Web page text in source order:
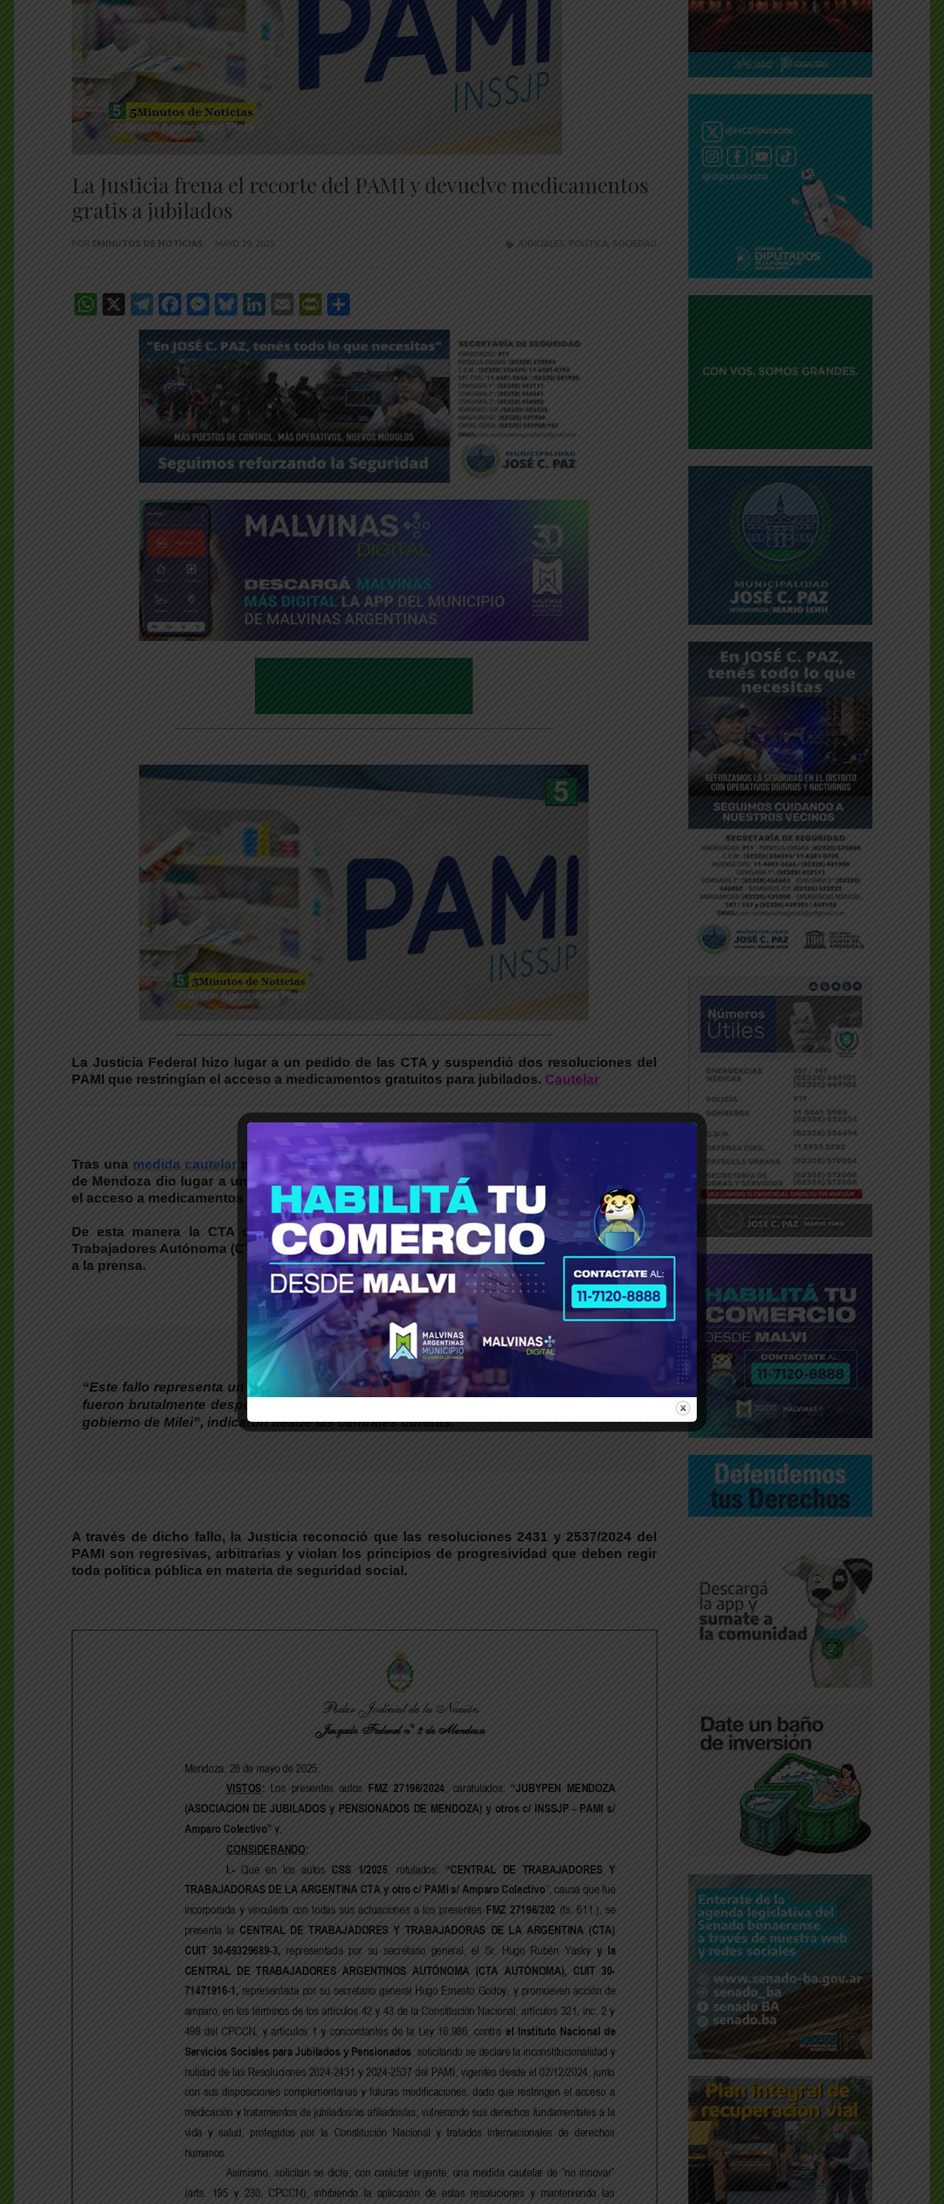
La Justicia frena el recorte del PAMI y devuelve medicamentos
gratis a jubilados
POR 5MINUTOS DE NOTICIAS MAYO 29, 2025 JUDICIALES , POLÍTICA, SOCIEDAD
WhatsApp
X Telegram
Facebook
Messenger
Bluesky
LinkedIn
EmailPrintFriendly
La Justicia Federal hizo lugar a un pedido de las CTA y suspendió dos resoluciones del
PAMI que restringían el acceso a medicamentos gratuitos para jubilados. Cautelar
Tras una medida cautelarpresentada por las centrales sindicales, el Juzgado Federal N°2
de Mendoza dio lugar a un pedido para dejar sin efecto dos resoluciones que restringían
el acceso a medicamentos gratuitos para jubiladas y jubilados del PAMI.
De esta manera la CTA de los Trabajadores y Trabajadoras (CTA-T) y la Central de
Trabajadores Autónoma (CTA-A) celebraron la decisión judicial a través de un comunicado
a la prensa.
“Este fallo representa un reconocimiento por parte de la Justicia a un derecho del que
fueron brutalmente despojados los jubilados y las jubiladas de este país por parte del
gobierno de Milei”, indicaron desde las centrales obreras.
A través de dicho fallo, la Justicia reconoció que las resoluciones 2431 y 2537/2024 del
PAMI son regresivas, arbitrarias y violan los principios de progresividad que deben regir
toda política pública en materia de seguridad social.